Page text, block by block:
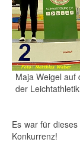
Maja Weigel auf
der
Es war für
Konkurrenz!